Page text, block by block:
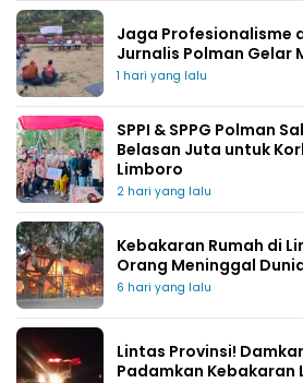
Jaga Profesionalisme
Jurnalis Polman Gelar
1 hari yang lalu
SPPI & SPPG Polman
Belasan Juta untuk
Limboro
2 hari yang lalu
Kebakaran Rumah di
Orang Meninggal
6 hari yang lalu
Lintas Provinsi!
Padamkan Kebakaran